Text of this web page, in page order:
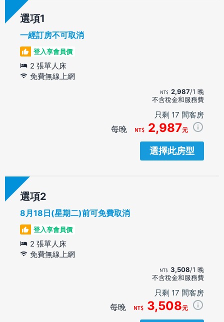
選項
一經訂房不可取消
登入享會員價
2 張單人床
免費無線上網
2,987/1 晚
不含稅金和服務費
只剩 17 間客房
每晚 2,987元
選擇此房型
選項
8月18日(星期二)前可免費取消
登入享會員價
2 張單人床
免費無線上網
3,508/1 晚
不含稅金和服務費
只剩 17 間客房
每晚 3,508元